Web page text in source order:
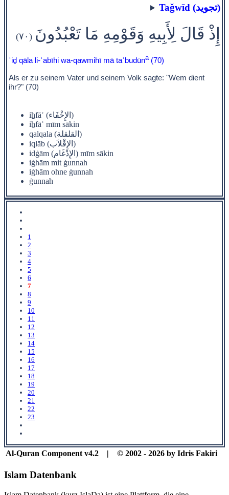
Taǧwīd (تجويد)
إِذْ قَالَ لِأَبِيهِ وَقَوْمِهِ مَا تَعْبُدُونَ (٧٠)
ʾiḏ qāla li-ʾabīhi wa-qawmihī mā taʿbudūna(70)
Als er zu seinem Vater und seinem Volk sagte: "Wem dient
ihr?" (70)
iẖfāʾ (الإِخْفَاء)
iẖfāʾ mīm sākin
qalqala (القلقلة)
iqlāb (الإِقْلاَب)
idġām (الإِدْغَام) mīm sākin
iġhām mit ġunnah
iġhām ohne ġunnah
ġunnah
1
2
3
4
5
6
7
8
9
10
11
12
13
14
15
16
17
18
19
20
21
22
23
Al-Quran Component v4.2 | © 2002 - 2026 by Idris Fakiri
Islam Datenbank